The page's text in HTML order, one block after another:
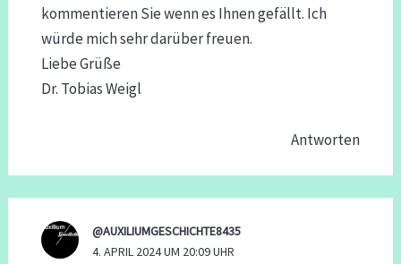
kommentieren Sie wenn es Ihnen gefällt. Ich
würde mich sehr darüber freuen.
Liebe Grüße
Dr. Tobias Weigl
Antworten
@AUXILIUMGESCHICHTE8435
4. APRIL 2024 UM 20:09 UHR